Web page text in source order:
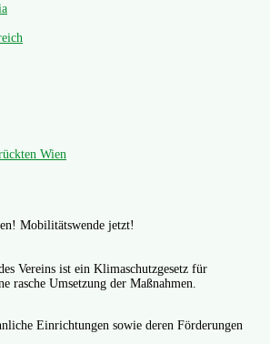
Wien
Mobilitätswende jetzt!
Vereins ist ein Klimaschutzgesetz für
rasche Umsetzung der Maßnahmen.
Einrichtungen sowie deren Förderungen